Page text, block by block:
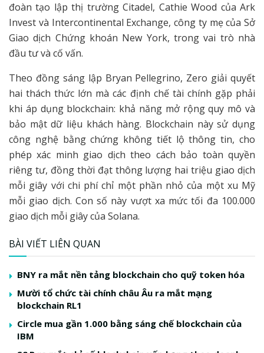
đoàn tạo lập thị trường Citadel, Cathie Wood của Ark
Invest và Intercontinental Exchange, công ty mẹ của Sở
Giao dịch Chứng khoán New York, trong vai trò nhà
đầu tư và cố vấn.
Theo đồng sáng lập Bryan Pellegrino, Zero giải quyết
hai thách thức lớn mà các định chế tài chính gặp phải
khi áp dụng blockchain: khả năng mở rộng quy mô và
bảo mật dữ liệu khách hàng. Blockchain này sử dụng
công nghệ bằng chứng không tiết lộ thông tin, cho
phép xác minh giao dịch theo cách bảo toàn quyền
riêng tư, đồng thời đạt thông lượng hai triệu giao dịch
mỗi giây với chi phí chỉ một phần nhỏ của một xu Mỹ
mỗi giao dịch. Con số này vượt xa mức tối đa 100.000
giao dịch mỗi giây của Solana.
BÀI VIẾT LIÊN QUAN
BNY ra mắt nền tảng blockchain cho quỹ token hóa
Mười tổ chức tài chính châu Âu ra mắt mạng
blockchain RL1
Circle mua gần 1.000 bằng sáng chế blockchain của
IBM